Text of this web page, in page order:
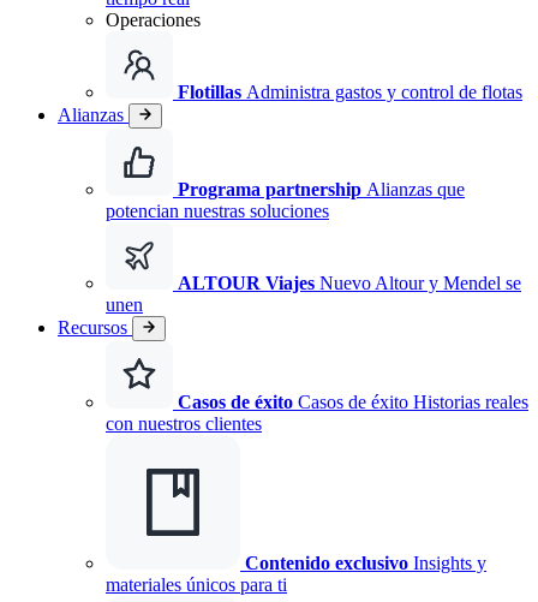
Operaciones
Flotillas Administra gastos y control de flotas
Alianzas
Programa partnership Alianzas que
potencian nuestras soluciones
ALTOUR Viajes Nuevo Altour y Mendel se
unen
Recursos
Casos de éxito Casos de éxito Historias reales
con nuestros clientes
Contenido exclusivo Insights y
materiales únicos para ti